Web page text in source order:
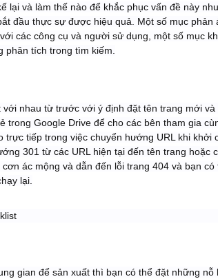
lại và làm thế nào để khắc phục vấn đề này
đầu thực sự được hiệu quả. Một số mục phản
các công cụ và người sử dụng, một số mục
phân tích trong tìm kiếm.
nhau từ trước với ý định đặt tên trang mới và
Google Drive để cho các bên tham gia
tiếp trong việc chuyển hướng URL khi khởi
301 từ các URL hiện tại đến tên trang hoặc
ác mộng và dẫn đến lỗi trang 404 và bạn có
lại.
gian để sản xuất thì bạn có thể đặt những nỗ